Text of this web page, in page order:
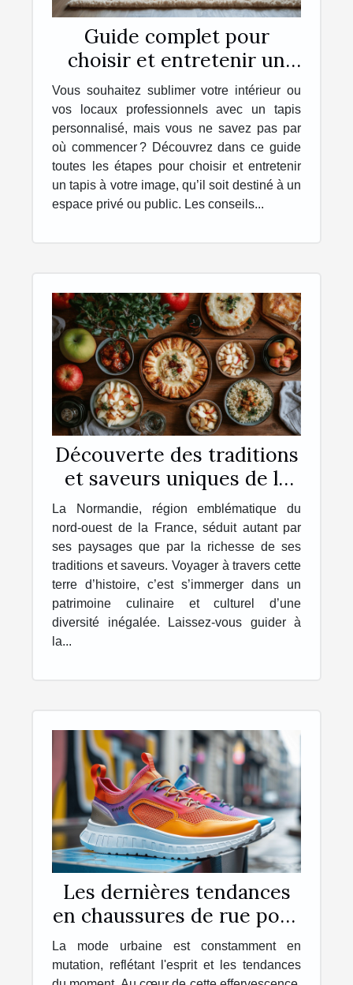
Guide complet pour
choisir et entretenir un
tapis personnalisé
Vous souhaitez sublimer votre intérieur ou
vos locaux professionnels avec un tapis
personnalisé, mais vous ne savez pas par
où commencer ? Découvrez dans ce guide
toutes les étapes pour choisir et entretenir
un tapis à votre image, qu’il soit destiné à un
espace privé ou public. Les conseils...
Découverte des traditions
et saveurs uniques de la
Normandie
La Normandie, région emblématique du
nord-ouest de la France, séduit autant par
ses paysages que par la richesse de ses
traditions et saveurs. Voyager à travers cette
terre d’histoire, c’est s’immerger dans un
patrimoine culinaire et culturel d’une
diversité inégalée. Laissez-vous guider à
la...
Les dernières tendances
en chaussures de rue pour
la saison à venir
La mode urbaine est constamment en
mutation, reflétant l'esprit et les tendances